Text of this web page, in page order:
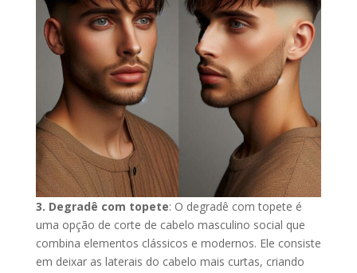
3. Degradê com topete: O degradê com topete é
uma opção de corte de cabelo masculino social que
combina elementos clássicos e modernos. Ele consiste
em deixar as laterais do cabelo mais curtas, criando